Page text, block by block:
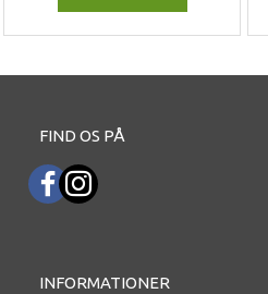
FIND OS PÅ
INFORMATIONER